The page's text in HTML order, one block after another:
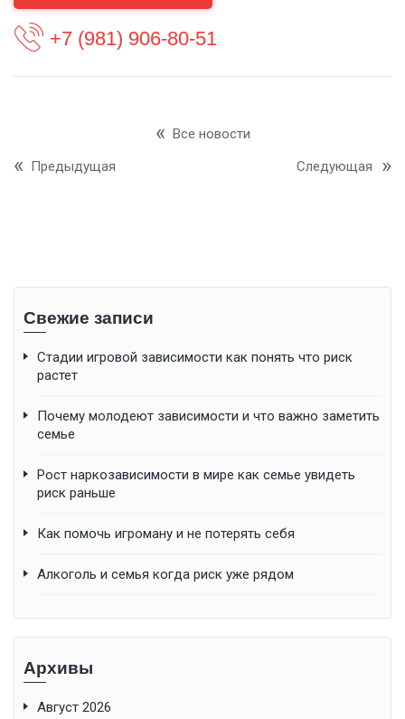
+7 (981) 906-80-51
Все новости
Предыдущая
Следующая
Свежие записи
Стадии игровой зависимости как понять что риск
растет
Почему молодеют зависимости и что важно заметить
семье
Рост наркозависимости в мире как семье увидеть
риск раньше
Как помочь игроману и не потерять себя
Алкоголь и семья когда риск уже рядом
Архивы
Август 2026